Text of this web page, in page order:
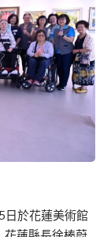
日於花蓮美術館